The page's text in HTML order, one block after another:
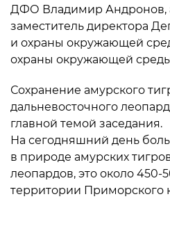
ДФО Владимир Андронов,
заместитель директора
и охраны окружающей
охраны окружающей
Сохранение амурского
дальневосточного
главной темой заседания.
На сегодняшний день
в природе амурских
леопардов, это около 450-
территории Приморского